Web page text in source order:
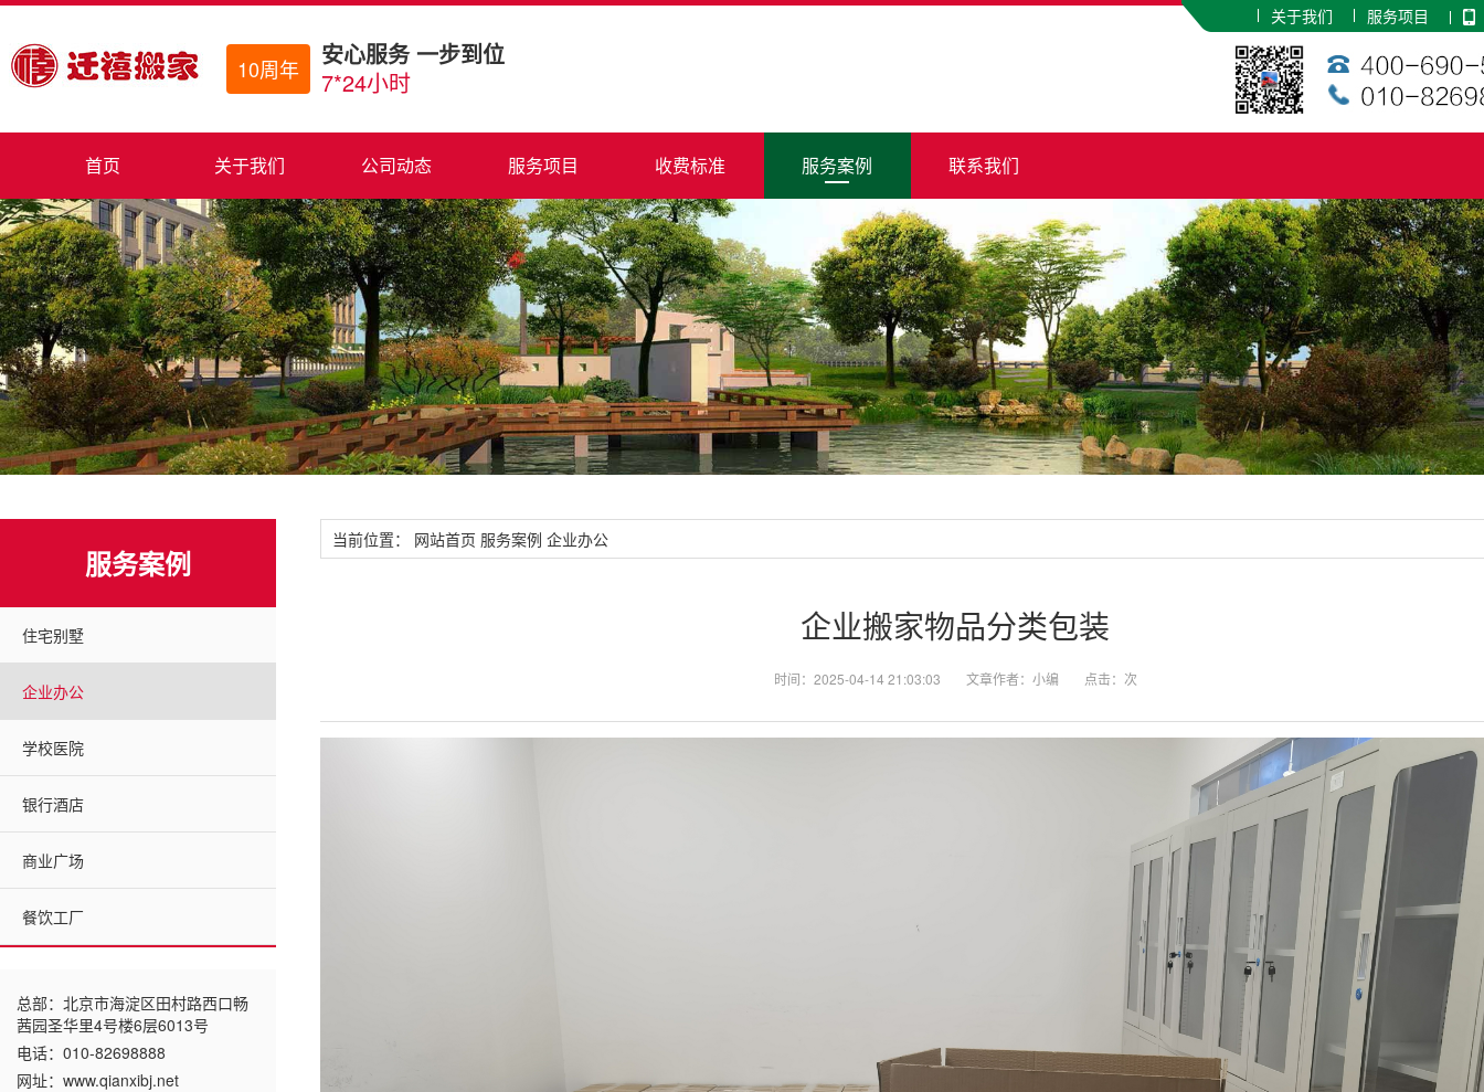
关于我们 服务项目
10周年
安心服务 一步到位
7*24小时
首页 关于我们 公司动态 服务项目 收费标准 服务案例 联系我们
服务案例
住宅别墅
企业办公
学校医院
银行酒店
商业广场
餐饮工厂
总部：北京市海淀区田村路西口畅
茜园圣华里4号楼6层6013号
电话：010-82698888
网址：www.qianxibj.net
当前位置： 网站首页 服务案例 企业办公
企业搬家物品分类包装
时间：2025-04-14 21:03:03 文章作者：小编 点击： 次